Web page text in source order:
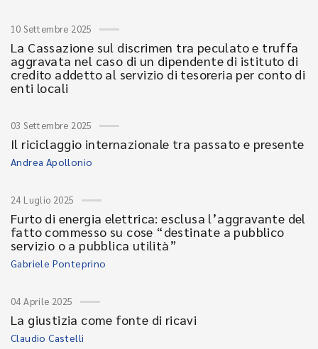
10 Settembre 2025
La Cassazione sul discrimen tra peculato e truffa
aggravata nel caso di un dipendente di istituto di
credito addetto al servizio di tesoreria per conto di
enti locali
03 Settembre 2025
Il riciclaggio internazionale tra passato e presente
Andrea Apollonio
24 Luglio 2025
Furto di energia elettrica: esclusa l’aggravante del
fatto commesso su cose “destinate a pubblico
servizio o a pubblica utilità”
Gabriele Ponteprino
04 Aprile 2025
La giustizia come fonte di ricavi
Claudio Castelli